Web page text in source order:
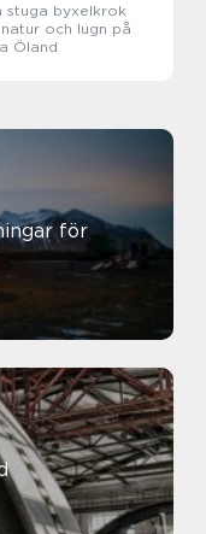
stuga byxelkrok
natur och lugn på
Öland